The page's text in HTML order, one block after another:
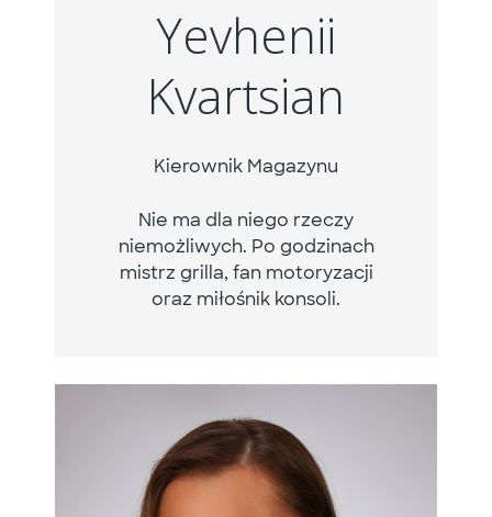
Yevhenii
Kvartsian
Kierownik Magazynu
Nie ma dla niego rzeczy
niemożliwych. Po godzinach
mistrz grilla, fan motoryzacji
oraz miłośnik konsoli.